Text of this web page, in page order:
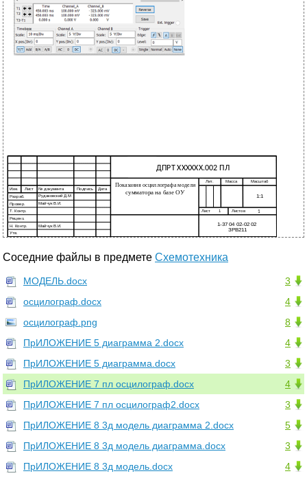
Соседние файлы в предмете Схемотехника
3
МОДЕЛЬ.docx
4
осцилограф.docx
8
осцилограф.png
4
ПрИЛОЖЕНИЕ 5 диаграмма 2.docx
3
ПрИЛОЖЕНИЕ 5 диаграмма.docx
4
ПрИЛОЖЕНИЕ 7 пл осцилограф.docx
3
ПрИЛОЖЕНИЕ 7 пл осцилограф2.docx
5
ПрИЛОЖЕНИЕ 8 3д модель диаграмма 2.docx
3
ПрИЛОЖЕНИЕ 8 3д модель диаграмма.docx
4
ПрИЛОЖЕНИЕ 8 3д модель.docx